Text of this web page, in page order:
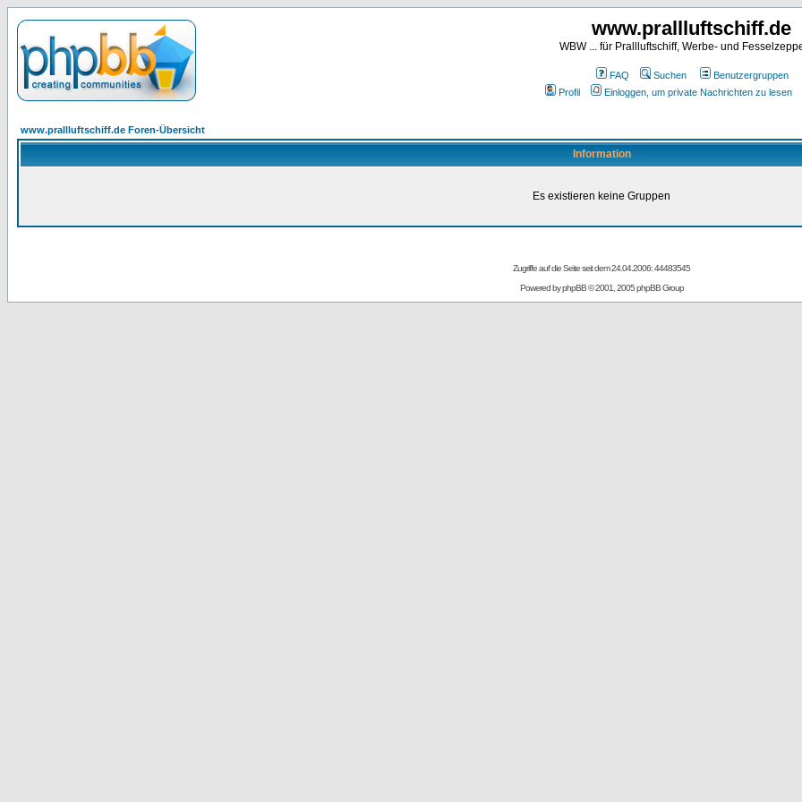
www.prallluftschiff.de
WBW ... für Prallluftschiff, Werbe- und
FAQ Suchen
Benutzergruppen
Profil
Einloggen, um private Nachrichten zu lesen
www.prallluftschiff.de Foren-Übersicht
Information
Es existieren keine Gruppen
Zugriffe auf die Seite seit dem 24.04.2006: 44483545
Powered byphpBB© 2001, 2005 phpBB Group